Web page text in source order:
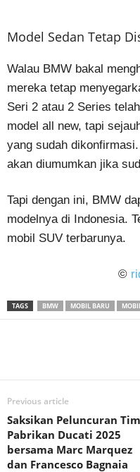
Model Sedan Tetap
Walau BMW bakal
mereka tetap
Seri 2 atau 2 Series
model all new, tapi
yang sudah
akan diumumkan jika
Tapi dengan ini, BMW
modelnya di Indonesia.
mobil SUV terbarunya.
©
TAGS BMW MOBIL BARU
Previous article
Saksikan Peluncuran Tim
Pabrikan Ducati 2025
bersama Marc Marquez
dan Francesco Bagnaia